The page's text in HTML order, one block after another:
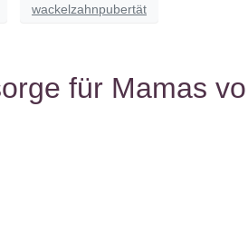
wackelzahnpubertät
für Mamas